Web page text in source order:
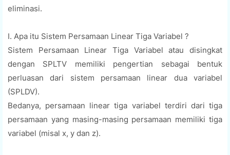
eliminasi.
I. Apa itu Sistem Persamaan Linear Tiga Variabel ?
Sistem Persamaan Linear Tiga Variabel atau disingkat
dengan SPLTV memiliki pengertian sebagai bentuk
perluasan dari sistem persamaan linear dua variabel
(SPLDV).
Bedanya, persamaan linear tiga variabel terdiri dari tiga
persamaan yang masing-masing persamaan memiliki tiga
variabel (misal x, y dan z).